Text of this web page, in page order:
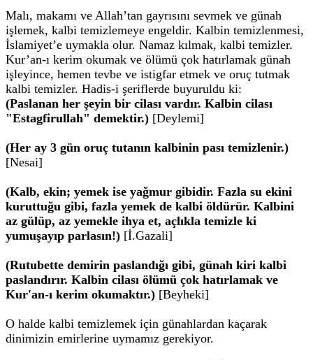
Malı, makamı ve Allah’tan gayrısını sevmek ve günah
işlemek, kalbi temizlemeye engeldir. Kalbin temizlenmesi,
İslamiyet’e uymakla olur. Namaz kılmak, kalbi temizler.
Kur’an-ı kerim okumak ve ölümü çok hatırlamak günah
işleyince, hemen tevbe ve istigfar etmek ve oruç tutmak
kalbi temizler. Hadis-i şeriflerde buyuruldu ki:
(Paslanan her şeyin bir cilası vardır. Kalbin cilası
"Estagfirullah" demektir.) [Deylemi]
(Her ay 3 gün oruç tutanın kalbinin pası temizlenir.)
[Nesai]
(Kalb, ekin; yemek ise yağmur gibidir. Fazla su ekini
kuruttuğu gibi, fazla yemek de kalbi öldürür. Kalbini
az gülüp, az yemekle ihya et, açlıkla temizle ki
yumuşayıp parlasın!) [İ.Gazali]
(Rutubette demirin paslandığı gibi, günah kiri kalbi
paslandırır. Kalbin cilası ölümü çok hatırlamak ve
Kur'an-ı kerim okumaktır.) [Beyheki]
O halde kalbi temizlemek için günahlardan kaçarak
dinimizin emirlerine uymamız gerekiyor.